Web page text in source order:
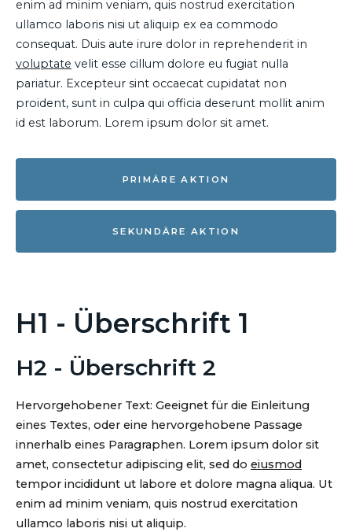
enim ad minim veniam, quis nostrud exercitation
ullamco laboris nisi ut aliquip ex ea commodo
consequat. Duis aute irure dolor in reprehenderit in
voluptate velit esse cillum dolore eu fugiat nulla
pariatur. Excepteur sint occaecat cupidatat non
proident, sunt in culpa qui officia deserunt mollit anim
id est laborum. Lorem ipsum dolor sit amet.
PRIMÄRE AKTION
SEKUNDÄRE AKTION
H1 - Überschrift 1
H2 - Überschrift 2
Hervorgehobener Text: Geeignet für die Einleitung
eines Textes, oder eine hervorgehobene Passage
innerhalb eines Paragraphen. Lorem ipsum dolor sit
amet, consectetur adipiscing elit, sed do eiusmod
tempor incididunt ut labore et dolore magna aliqua. Ut
enim ad minim veniam, quis nostrud exercitation
ullamco laboris nisi ut aliquip.